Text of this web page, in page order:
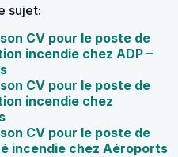
sujet:
CV pour le poste de
incendie chez ADP –
CV pour le poste de
incendie chez
CV pour le poste de
incendie chez Aéroports